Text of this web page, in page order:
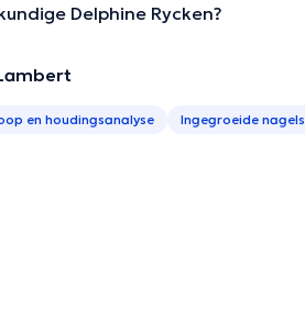
Delphine Rycken?
en houdingsanalyse
Ingegroeide nagels